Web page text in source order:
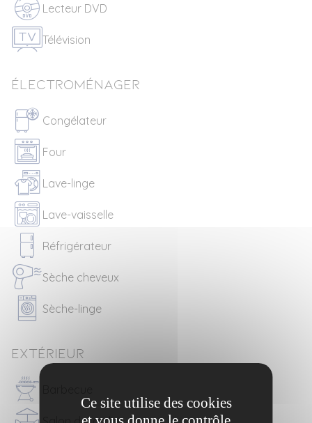
Lecteur DVD
Télévision
Électroménager
Congélateur
Four
Lave-linge
Lave-vaisselle
Réfrigérateur
Sèche cheveux
Sèche-linge
Extérieur
Ce site utilise des cookies